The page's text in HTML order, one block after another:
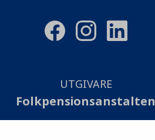
UTGIVARE
Folkpensionsanstalten